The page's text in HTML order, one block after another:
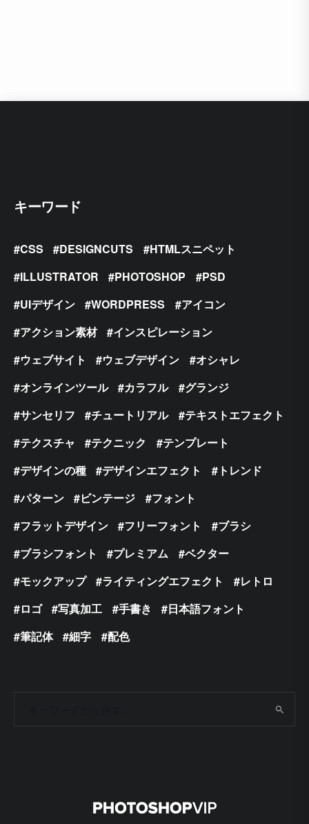
キーワード
CSS DESIGNCUTS
HTMLスニペット
ILLUSTRATOR
PHOTOSHOP
PSD
UIデザイン
WORDPRESS
アイコン
アクション素材
インスピレーション
ウェブサイト
ウェブデザイン
オシャレ
オンラインツール
カラフル
グランジ
サンセリフ
チュートリアル
テキストエフェクト
テクスチャ
テクニック
テンプレート
デザインの種
デザインエフェクト
トレンド
パターン
ビンテージ
フォント
フラットデザイン
フリーフォント
ブラシ
ブラシフォント
プレミアム
ベクター
モックアップ
ライティングエフェクト
レトロ
ロゴ
写真加工 手書き
日本語フォント
筆記体
細字 配色